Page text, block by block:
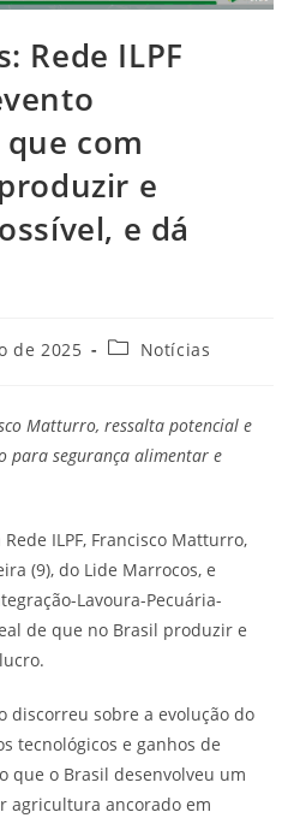
Rede ILPF
com
e
e dá
de 2025 Notícias
Matturro, ressalta potencial e
para segurança alimentar e
ILPF, Francisco Matturro,
(9), do Lide Marrocos, e
Lavoura-Pecuária-
de que no Brasil produzir e
discorreu sobre a evolução do
tecnológicos e ganhos de
que o Brasil desenvolveu um
agricultura ancorado em